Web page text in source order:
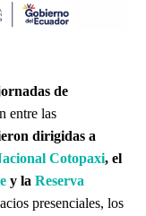
de
entre las
dirigidas a
Cotopaxi, el
y la Reserva
presenciales, los